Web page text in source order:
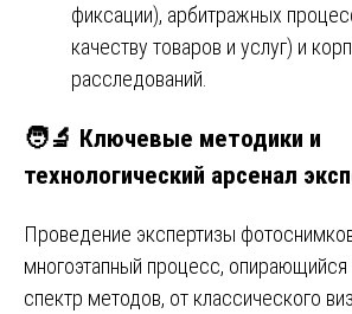
фиксации), арбитражных
качеству товаров и услуг) и
расследований.
🧑‍🔬 Ключевые методики и
технологический арсенал
Проведение экспертизы
многоэтапный процесс, опирающийся
спектр методов, от классического